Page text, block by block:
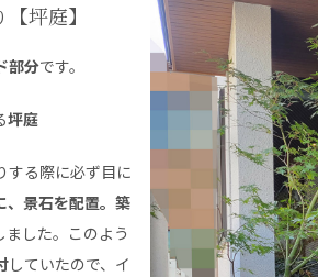
坪庭】
部分です。
坪庭
する際に必ず目に
、景石を配置。築
ました。このよう
していたので、イ